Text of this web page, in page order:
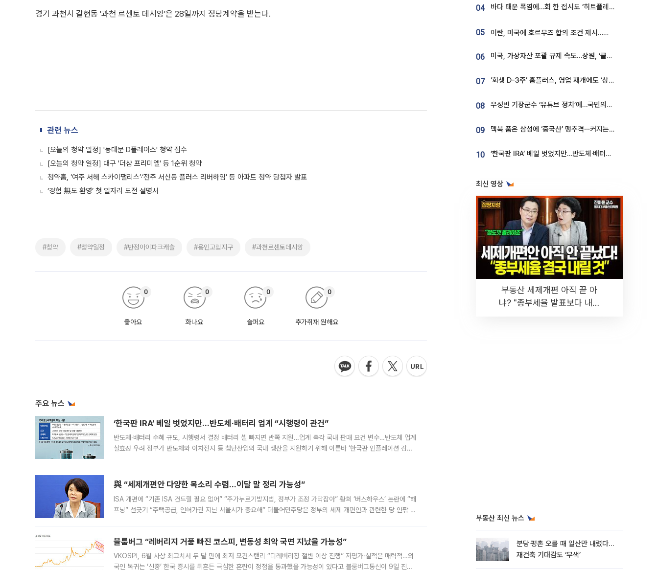
경기 과천시 갈현동 '과천 르센토 데시앙'은 28일까지 정당계약을 받는다.
관련 뉴스
[오늘의 청약 일정] '동대문 D플레이스' 청약 접수
[오늘의 청약 일정] 대구 '더샵 프리미엘' 등 1순위 청약
청약홈, ‘여주 서해 스카이팰리스’·‘전주 서신동 플러스 리버하임’ 등 아파트 청약 당첨자 발표
‘경험 無도 환영’ 첫 일자리 도전 설명서
#청약 #청약일정 #반정아이파크캐슬 #용인고림지구 #과천르센토데시앙
좋아요
0
화나요
0
슬퍼요
0
추가취재 원해요
0
주요 뉴스
‘한국판 IRA’ 베일 벗었지만…반도체·배터리 업계 “시행령이 관건”
반도체·배터리 수혜 규모, 시행령서 결정 배터리 셀 빠지면 반쪽 지원…업계 촉각 국내 판매 요건 변수…반도체 업계
실효성 우려 정부가 반도체와 이차전지 등 첨단산업의 국내 생산을 지원하기 위해 이른바 ‘한국판 인플레이션 감축
與 “세제개편안 다양한 목소리 수렴…이달 말 정리 가능성”
ISA 개편에 “기존 ISA 건드릴 필요 없어” “주가누르기방지법, 정부가 조정 가닥잡아” 황희 ‘버스하우스’ 논란에 “해
프닝” 선긋기 “주택공급, 인허가권 지닌 서울시가 중요해” 더불어민주당은 정부의 세제 개편안과 관련한 당 안팎 의
블룸버그 “레버리지 거품 빠진 코스피, 변동성 최악 국면 지났을 가능성”
VKOSPI, 6월 사상 최고치서 두 달 만에 최저 모건스탠리 “디레버리징 절반 이상 진행” 저평가·실적은 매력적…외
국인 복귀는 ‘신중’ 한국 증시를 뒤흔든 극심한 혼란이 정점을 통과했을 가능성이 있다고 블룸버그통신이 9일 진단
04 바다 태운 폭염에…회 한 접시도 ‘히트플레이션’
05 이란, 미국에 호르무즈 합의 조건 제시…美 “경기 아직 안 끝나” [종합]
06 미국, 가상자산 포괄 규제 속도…상원, ‘클래리티법’ 9월 절차투표 추진
07 ‘회생 D-3주’ 홈플러스, 영업 재개에도 ‘상품 공급망’ 복구가 생존 관건
08 우성빈 기장군수 ‘유튜브 정치’에…국민의힘 군의원들 집단 반발
09 맥북 품은 삼성에 ‘중국산’ 맹추격⋯커지는 노트북 OLED 시장
10 ‘한국판 IRA’ 베일 벗었지만…반도체·배터리 업계 “시행령이 관건”
최신 영상
부동산 세제개편 아직 끝 아
냐? "종부세율 발표보다 내릴
부동산 최신 뉴스
분당·평촌 오를 때 일산만 내렸다…
재건축 기대감도 ‘무색’